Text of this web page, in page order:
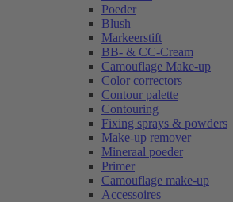
Poeder
Blush
Markeerstift
BB- & CC-Cream
Camouflage Make-up
Color correctors
Contour palette
Contouring
Fixing sprays & powders
Make-up remover
Mineraal poeder
Primer
Camouflage make-up
Accessoires